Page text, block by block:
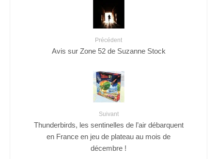
Précédent
Avis sur Zone 52 de Suzanne Stock
Suivant
Thunderbirds, les sentinelles de l’air débarquent
en France en jeu de plateau au mois de
décembre !